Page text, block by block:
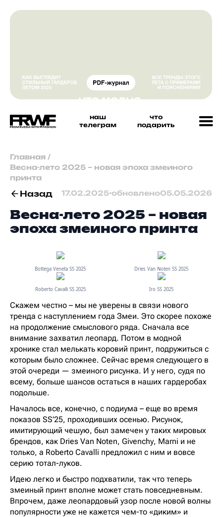
наш
телеграм
что
подарить
Главная /
Весна-лето 2025 – новая эпоха змеиного
принта
Назад 17.02.2025•обновлено05.05.2026
Весна-лето 2025 – новая
эпоха змеиного принта
Bottega Veneta SS 2025 Dries Van Noten SS 2025
Roberto Cavalli SS 2025 Iro SS 2025
Скажем честно – мы не уверены в связи нового
тренда с наступлением года Змеи. Это скорее похоже
на продолжение смыслового ряда. Сначала все
внимание захватил леопард. Потом в модной
хронике стал мелькать коровий принт, подружиться с
которым было сложнее. Сейчас время следующего в
этой очереди — змеиного рисунка. И у него, судя по
всему, больше шансов остаться в наших гардеробах
подольше.
Началось все, конечно, с подиума – еще во время
показов SS’25, проходивших осенью. Рисунок,
имитирующий чешую, был замечен у таких мировых
брендов, как Dries Van Noten, Givenchy, Marni и не
только, а Roberto Cavalli предложил с ним и вовсе
серию тотал-луков.
Идею легко и быстро подхватили, так что теперь
змеиный принт вполне может стать повседневным.
Впрочем, даже леопардовый узор после новой волны
популярности уже не кажется чем-то «диким» и